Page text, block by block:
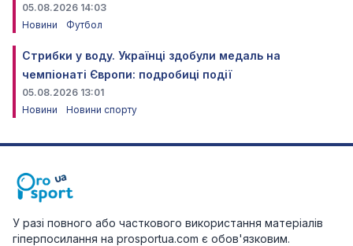
05.08.2026 14:03
Новини
Футбол
Стрибки у воду. Українці здобули медаль на
чемпіонаті Європи: подробиці події
05.08.2026 13:01
Новини
Новини спорту
У разі повного або часткового використання матеріалів
гіперпосилання на prosportua.com є обов'язковим.